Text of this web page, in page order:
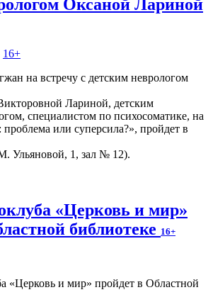
Оксаной Лариной
16+
Лариной, детским
специалистом по психосоматике, на
или суперсила?», пройдет в
Ульяновой, 1, зал № 12).
«Церковь и мир»
библиотеке 16+